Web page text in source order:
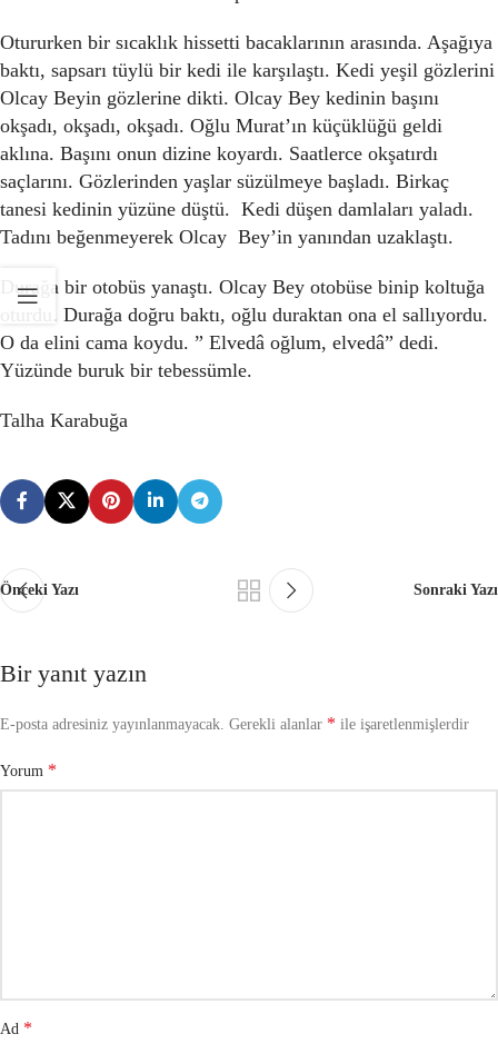
Otururken bir sıcaklık hissetti bacaklarının arasında. Aşağıya
baktı, sapsarı tüylü bir kedi ile karşılaştı. Kedi yeşil gözlerini
Olcay Beyin gözlerine dikti. Olcay Bey kedinin başını
okşadı, okşadı, okşadı. Oğlu Murat’ın küçüklüğü geldi
aklına. Başını onun dizine koyardı. Saatlerce okşatırdı
saçlarını. Gözlerinden yaşlar süzülmeye başladı. Birkaç
tanesi kedinin yüzüne düştü. Kedi düşen damlaları yaladı.
Tadını beğenmeyerek Olcay Bey’in yanından uzaklaştı.
Durağa bir otobüs yanaştı. Olcay Bey otobüse binip koltuğa
oturdu. Durağa doğru baktı, oğlu duraktan ona el sallıyordu.
O da elini cama koydu. ” Elvedâ oğlum, elvedâ” dedi.
Yüzünde buruk bir tebessümle.
Talha Karabuğa
Önceki Yazı Sonraki Yazı
Bir yanıt yazın
E-posta adresiniz yayınlanmayacak. Gerekli alanlar * ile işaretlenmişlerdir
Yorum *
Ad *